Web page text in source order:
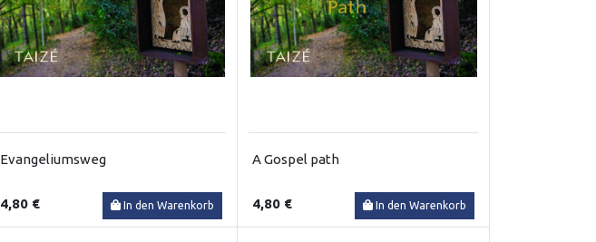
Evangeliumsweg
4,80 € In den Warenkorb
A Gospel path
4,80 € In den Warenkorb